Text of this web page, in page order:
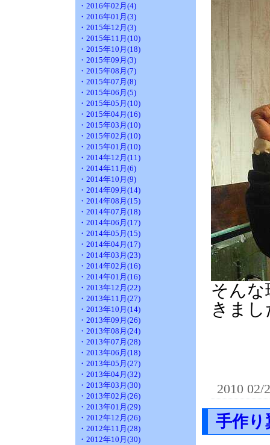
・2016年02月(4)
・2016年01月(3)
・2015年12月(3)
・2015年11月(10)
・2015年10月(18)
・2015年09月(3)
・2015年08月(7)
・2015年07月(8)
・2015年06月(5)
・2015年05月(10)
・2015年04月(16)
・2015年03月(10)
・2015年02月(10)
・2015年01月(10)
・2014年12月(11)
・2014年11月(6)
・2014年10月(9)
・2014年09月(14)
・2014年08月(15)
・2014年07月(18)
・2014年06月(17)
・2014年05月(15)
・2014年04月(17)
・2014年03月(23)
・2014年02月(16)
・2014年01月(16)
・2013年12月(22)
・2013年11月(27)
・2013年10月(14)
・2013年09月(26)
・2013年08月(24)
・2013年07月(28)
・2013年06月(18)
・2013年05月(27)
・2013年04月(32)
・2013年03月(30)
・2013年02月(26)
・2013年01月(29)
・2012年12月(26)
・2012年11月(28)
・2012年10月(30)
そん
きま
2010 02/
手作り